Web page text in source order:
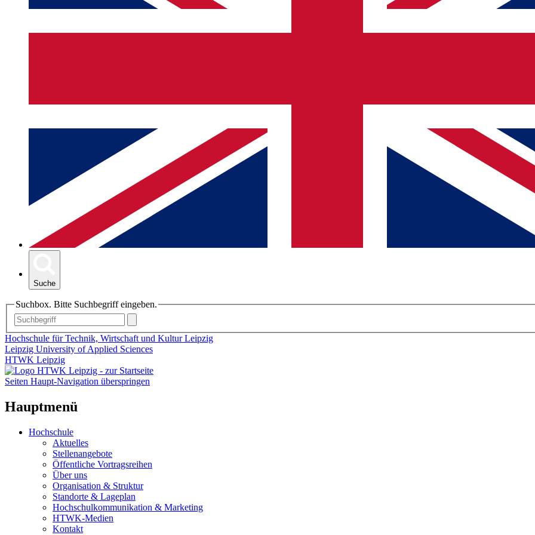
Suche
Suchbox. Bitte Suchbegriff eingeben.
Hochschule für Technik, Wirtschaft und Kultur Leipzig
Leipzig University of Applied Sciences
HTWK Leipzig
Seiten Haupt-Navigation überspringen
Hauptmenü
Hochschule
Aktuelles
Stellenangebote
Öffentliche Vortragsreihen
Über uns
Organisation & Struktur
Standorte & Lageplan
Hochschulkommunikation & Marketing
HTWK-Medien
Kontakt